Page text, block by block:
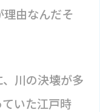
由なんだそ
川の決壊が多
いた江戸時